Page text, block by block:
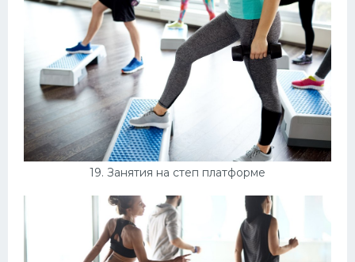
19. Занятия на степ платформе